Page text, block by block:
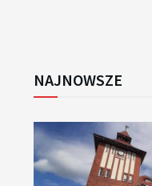
NAJNOWSZE